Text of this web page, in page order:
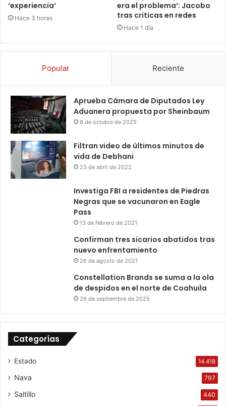
‘experiencia’
Hace 3 horas
era el problema’: Jacobo
tras criticas en redes
Hace 1 día
Popular Reciente
Aprueba Cámara de Diputados Ley
Aduanera propuesta por Sheinbaum
8 de octubre de 2025
Filtran video de últimos minutos de
vida de Debhani
23 de abril de 2022
Investiga FBI a residentes de Piedras
Negras que se vacunaron en Eagle
Pass
13 de febrero de 2021
Confirman tres sicarios abatidos tras
nuevo enfrentamiento
26 de agosto de 2021
Constellation Brands se suma a la ola
de despidos en el norte de Coahuila
26 de septiembre de 2025
Categorías
Estado 14.418
Nava 797
Saltillo 440